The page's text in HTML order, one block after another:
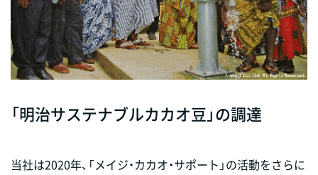
「明治サステナブルカカオ豆」の調達
当社は2020年、「メイジ・カカオ・サポート」の活動をさらに